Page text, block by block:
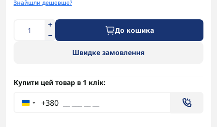
Знайшли дешевше?
До кошика
Швидке замовлення
Купити цей товар в 1 клік:
+380